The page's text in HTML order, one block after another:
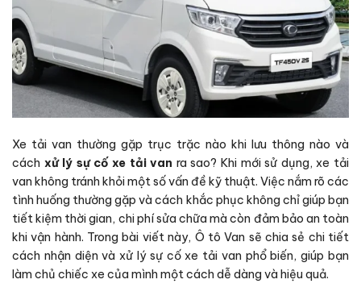
Xe tải van thường gặp trục trặc nào khi lưu thông nào và
cách xử lý sự cố xe tải van ra sao? Khi mới sử dụng, xe tải
van không tránh khỏi một số vấn đề kỹ thuật. Việc nắm rõ các
tình huống thường gặp và cách khắc phục không chỉ giúp bạn
tiết kiệm thời gian, chi phí sửa chữa mà còn đảm bảo an toàn
khi vận hành. Trong bài viết này, Ô tô Van sẽ chia sẻ chi tiết
cách nhận diện và xử lý sự cố xe tải van phổ biến, giúp bạn
làm chủ chiếc xe của mình một cách dễ dàng và hiệu quả.